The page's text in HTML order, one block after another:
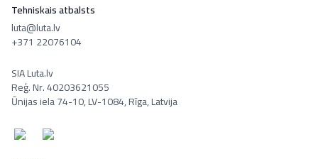
Tehniskais atbalsts
luta@luta.lv
+371 22076104
SIA Luta.lv
Reģ. Nr. 40203621055
Ūnijas iela 74-10, LV-1084, Rīga, Latvija